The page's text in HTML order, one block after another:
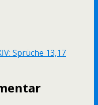
Sprüche 13,17